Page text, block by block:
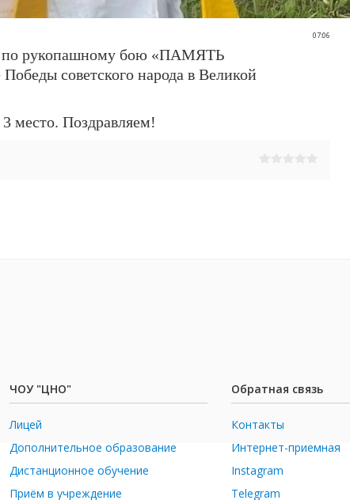
07:06
по рукопашному бою «ПАМЯТЬ
советского народа в Великой
место. Поздравляем!
ЧОУ "ЦНО"
Лицей
Дополнительное образование
Дистанционное обучение
Приём в учреждение
Обратная связь
Контакты
Интернет-приемная
Instagram
Telegram